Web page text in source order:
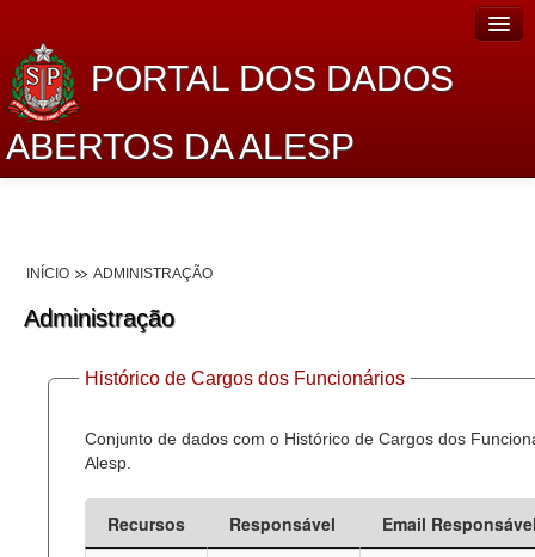
PORTAL DOS DADOS
ABERTOS DA ALESP
Dados Abertos Alesp
Lei de Acesso à Informação
Dados Governamentais Abertos
Planejamento
Catálogo de dados
Processo Legislativo
INÍCIO ADMINISTRAÇÃO
Administração
Histórico de Cargos dos Funcionários
Conjunto de dados com o Histórico de Cargos dos
Alesp.
Recursos Responsável
Email